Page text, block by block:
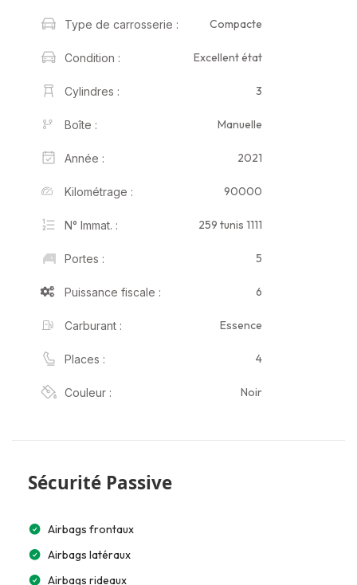
Type de carrosserie : Compacte
Condition : Excellent état
Cylindres : 3
Boîte : Manuelle
Année : 2021
Kilométrage : 90000
N° Immat. : 259 tunis 1111
Portes : 5
Puissance fiscale : 6
Carburant : Essence
Places : 4
Couleur : Noir
Sécurité Passive
Airbags frontaux
Airbags latéraux
Airbags rideaux